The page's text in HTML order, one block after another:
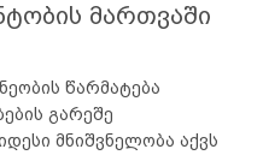
მართვაში
წარმატება
გარეშე
მნიშვნელობა აქვს